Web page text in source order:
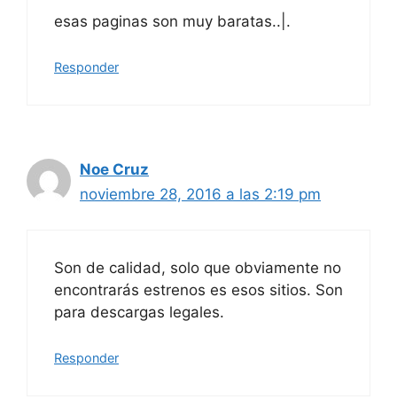
esas paginas son muy baratas..|.
Responder
Noe Cruz
noviembre 28, 2016 a las 2:19 pm
Son de calidad, solo que obviamente no
encontrarás estrenos es esos sitios. Son
para descargas legales.
Responder